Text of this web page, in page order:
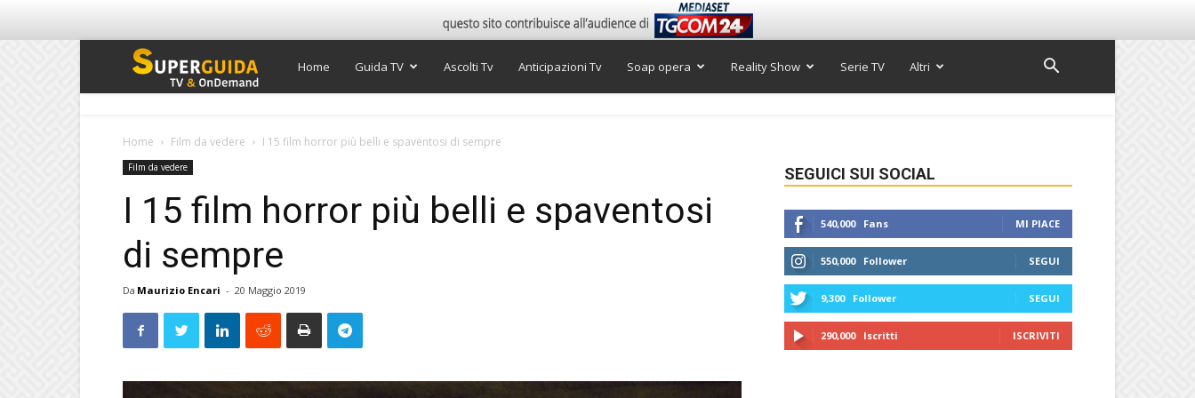
Super
Home Guida TV Ascolti Tv Anticipazioni Tv Soap opera Reality Show Serie TV Altri
Home Film da vedere I 15 film horror più belli e spaventosi di sempre
Film da vedere
I 15 film horror più belli e spaventosi
di sempre
Da Maurizio Encari - 20 Maggio 2019
SEGUICI SUI SOCIAL
540,000 Fans MI PIACE
550,000 Follower SEGUI
9,300 Follower SEGUI
290,000 Iscritti ISCRIVITI